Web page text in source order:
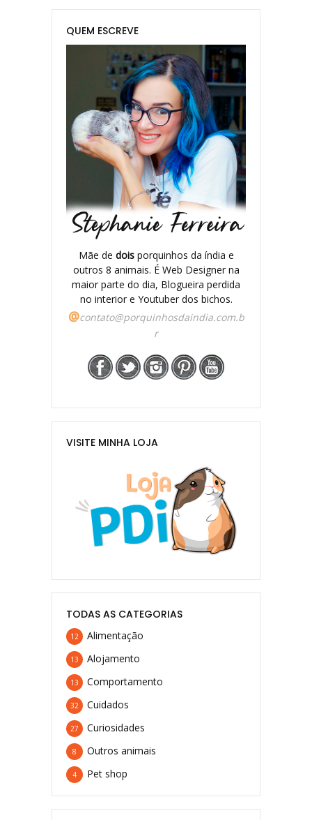
QUEM ESCREVE
Mãe de doisporquinhos da índia e
outros 8 animais. É Web Designer na
maior parte do dia, Blogueira perdida
no interior e Youtuber dos bichos.
@contato@porquinhosdaindia.com.b
r
VISITE MINHA LOJA
TODAS AS CATEGORIAS
Alimentação
12
Alojamento
13
Comportamento
13
Cuidados
32
Curiosidades
27
Outros animais
8
Pet shop
4